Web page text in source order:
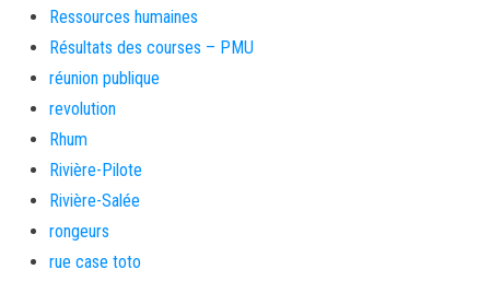
Ressources humaines
Résultats des courses – PMU
réunion publique
revolution
Rhum
Rivière-Pilote
Rivière-Salée
rongeurs
rue case toto